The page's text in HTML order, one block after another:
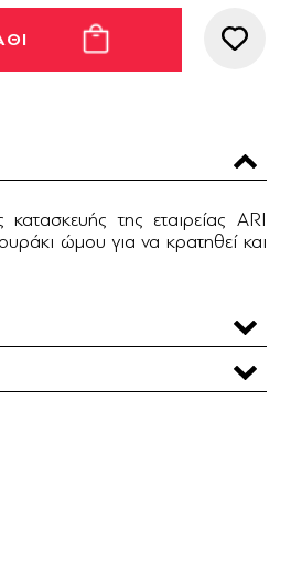
κατασκευής της εταιρείας ARI
ώμου για να κρατηθεί και